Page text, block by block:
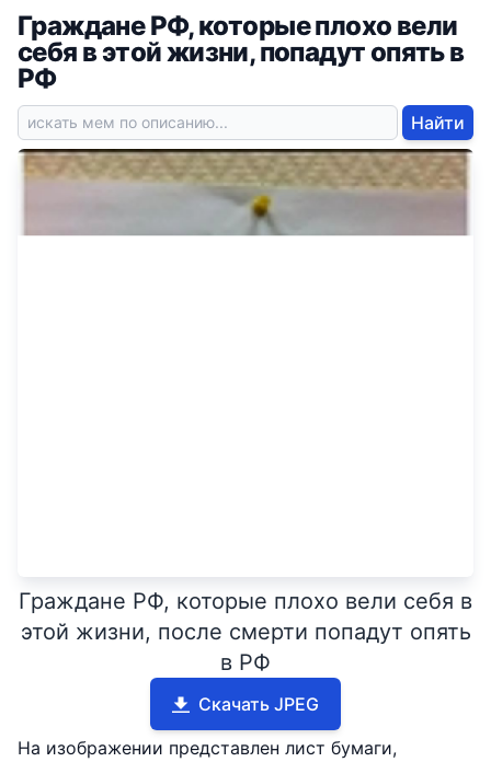
Граждане РФ, которые плохо вели
себя в этой жизни, попадут опять в
РФ
Найти
Граждане РФ, которые плохо вели себя в
этой жизни, после смерти попадут опять
в РФ
Скачать JPEG
На изображении представлен лист бумаги,